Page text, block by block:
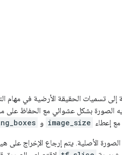
إلى تسميات الحقيقة الأرضية في مهام
الصورة بشكل عشوائي مع الحفاظ على
إعطاء image_size و